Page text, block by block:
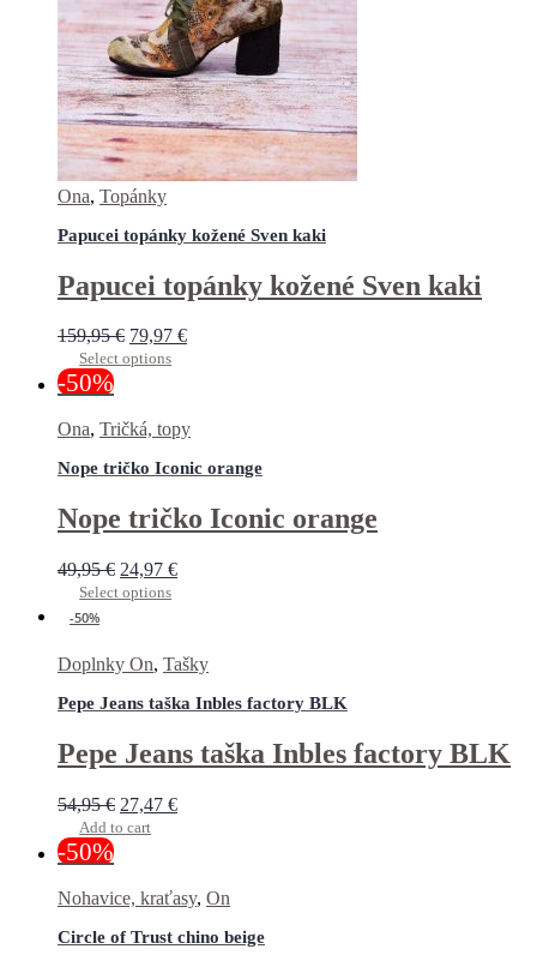
Ona, Topánky
Papucei topánky kožené Sven kaki
Papucei topánky kožené Sven kaki
159,95€ 79,97 €
Select options
-50%
Ona, Tričká, topy
Nope tričko Iconic orange
Nope tričko Iconic orange
49,95€ 24,97 €
Select options
-50%
Doplnky On, Tašky
Pepe Jeans taška Inbles factory BLK
Pepe Jeans taška Inbles factory BLK
54,95€ 27,47 €
Add to cart
-50%
Nohavice, kraťasy, On
Circle of Trust chino beige